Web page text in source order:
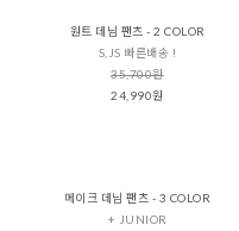
원트 데님 팬츠 - 2 COLOR
S,JS 빠른배송 !
35,700원
24,990원
메이크 데님 팬츠 - 3 COLOR
+ JUNIOR